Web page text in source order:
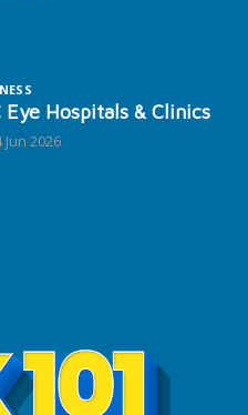
Eye Hospitals & Clinics
Jun 2026